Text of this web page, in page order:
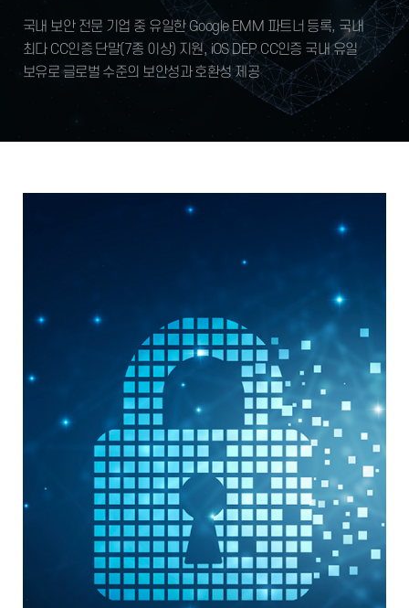
국내 보안 전문 기업 중 유일한 Google EMM 파트너 등록, 국내
최다 CC인증 단말(7종 이상) 지원, iOS DEP CC인증 국내 유일
보유로 글로벌 수준의 보안성과 호환성 제공